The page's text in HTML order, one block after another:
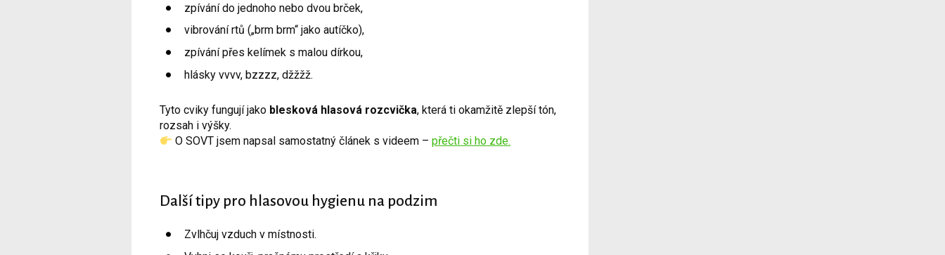
zpívání do jednoho nebo dvou brček,
vibrování rtů („brm brm“ jako autíčko),
zpívání přes kelímek s malou dírkou,
hlásky vvvv, bzzzz, džžžž.
Tyto cviky fungují jako blesková hlasová rozcvička, která ti okamžitě zlepší tón,
rozsah i výšky.
O SOVT jsem napsal samostatný článek s videem –přečti si ho zde.
Další tipy pro hlasovou hygienu na podzim
Zvlhčuj vzduch v místnosti.